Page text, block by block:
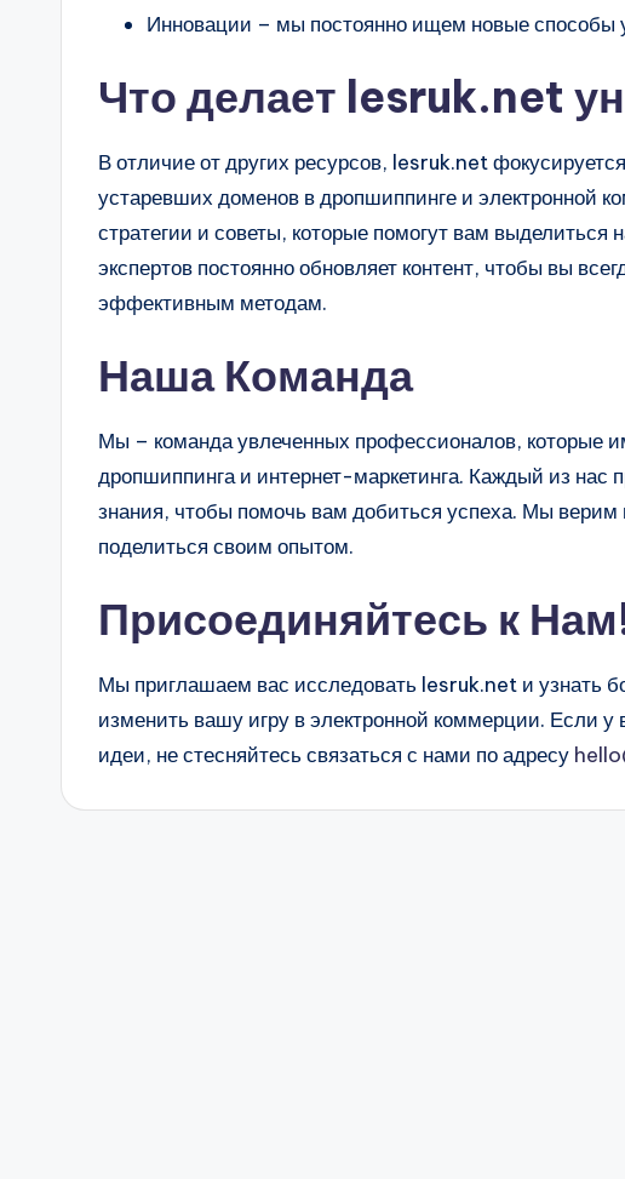
Инновации – мы постоянно ищем новые способы
Что делает lesruk.net
В отличие от других ресурсов, lesruk.net
устаревших доменов в дропшиппинге и электронной
стратегии и советы, которые помогут вам выделиться
экспертов постоянно обновляет контент, чтобы вы
эффективным методам.
Наша Команда
Мы – команда увлеченных профессионалов, которые
дропшиппинга и интернет-маркетинга. Каждый из нас
знания, чтобы помочь вам добиться успеха. Мы верим
поделиться своим опытом.
Присоединяйтесь к
Мы приглашаем вас исследовать lesruk.net и узнать
изменить вашу игру в электронной коммерции. Если
идеи, не стесняйтесь связаться с нами по адресу